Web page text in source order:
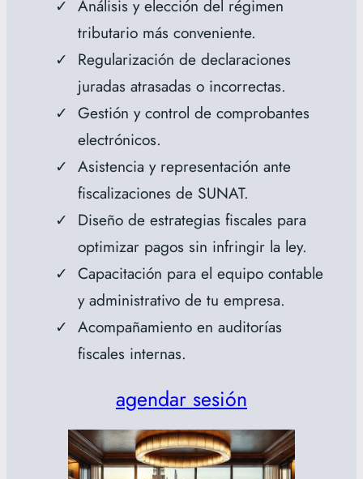
Análisis y elección del régimen
tributario más conveniente.
Regularización de declaraciones
juradas atrasadas o incorrectas.
Gestión y control de comprobantes
electrónicos.
Asistencia y representación ante
fiscalizaciones de SUNAT.
Diseño de estrategias fiscales para
optimizar pagos sin infringir la ley.
Capacitación para el equipo contable
y administrativo de tu empresa.
Acompañamiento en auditorías
fiscales internas.
agendar sesión